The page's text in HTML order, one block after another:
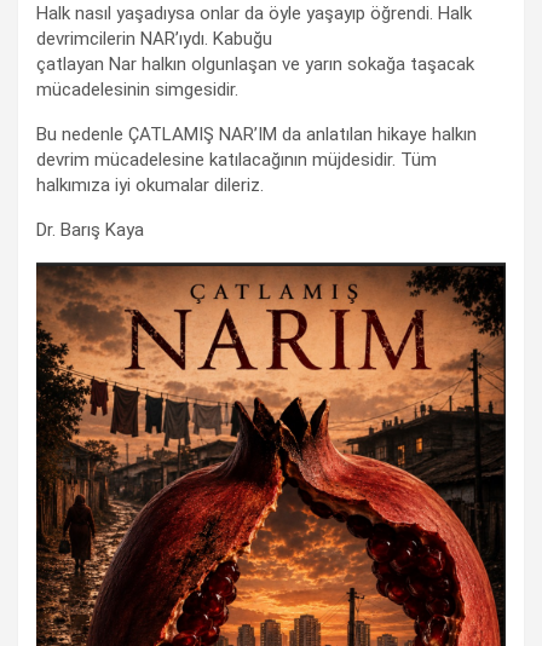
Halk nasıl yaşadıysa onlar da öyle yaşayıp öğrendi. Halk
devrimcilerin NAR’ıydı. Kabuğu
çatlayan Nar halkın olgunlaşan ve yarın sokağa taşacak
mücadelesinin simgesidir.
Bu nedenle ÇATLAMIŞ NAR’IM da anlatılan hikaye halkın
devrim mücadelesine katılacağının müjdesidir. Tüm
halkımıza iyi okumalar dileriz.
Dr. Barış Kaya